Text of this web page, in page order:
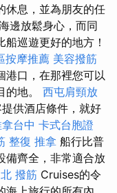
休息，並為朋友的任
邊放鬆身心，而同
巡遊更好的地方！
按摩推薦 美容撥筋
港口，在那裡您可以
的地。 西屯肩頸放
供酒店條件，就好
台中 卡式台胞證
整復 推拿 船行比普
備齊全，非常適合放
撥筋 Cruises的令